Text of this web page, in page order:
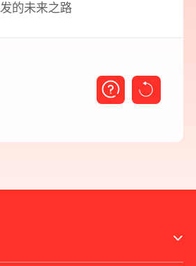
发的未来之路